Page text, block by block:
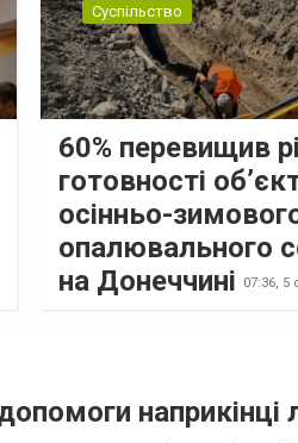
Суспільство
60% перевищив
готовності
осінньо-
опалювального
на Донеччині
07:36, 5